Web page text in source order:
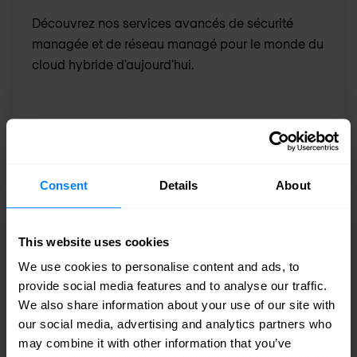
Consent Details About
This website uses cookies
We use cookies to personalise content and ads, to
provide social media features and to analyse our traffic.
We also share information about your use of our site with
our social media, advertising and analytics partners who
may combine it with other information that you’ve
Découvrez nos services avancés de sécurité
managée et de réseau managé pour le monde du
cloud hybride d'aujourd'hui.